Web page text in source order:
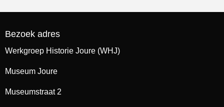
Bezoek adres
Werkgroep Historie Joure (WHJ)
Museum Joure
Museumstraat 2